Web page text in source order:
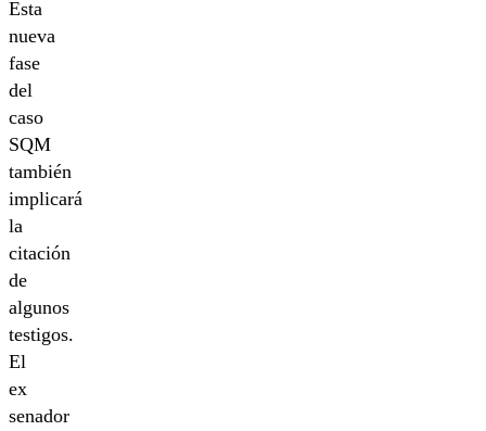
Esta
nueva
fase
del
caso
SQM
también
implicará
la
citación
de
algunos
testigos.
El
ex
senador